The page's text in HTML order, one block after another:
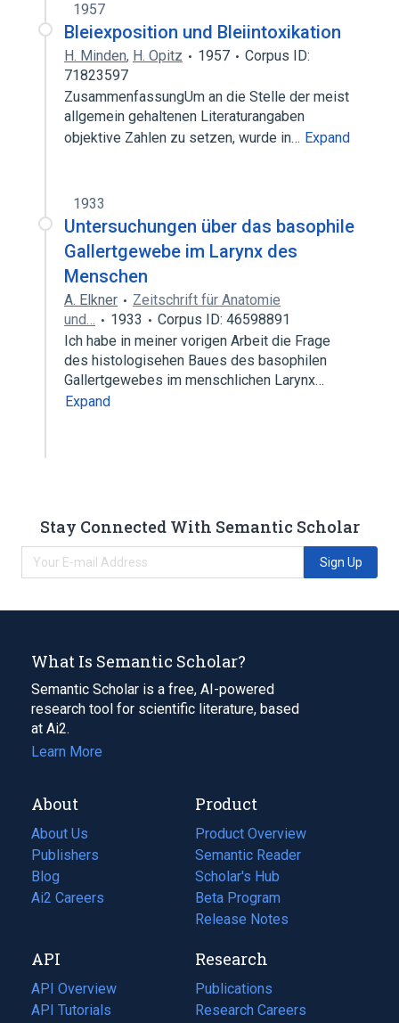
1957
Bleiexposition und Bleiintoxikation
H. Minden, H. Opitz 1957
Corpus ID:
71823597
ZusammenfassungUm an die Stelle der meist
allgemein gehaltenen Literaturangaben
objektive Zahlen zu setzen, wurde in… Expand
1933
Untersuchungen über das basophile
Gallertgewebe im Larynx des
Menschen
A. Elkner
Zeitschrift für Anatomie
und…
1933
Corpus ID: 46598891
Ich habe in meiner vorigen Arbeit die Frage
des histologisehen Baues des basophilen
Gallertgewebes im menschlichen Larynx…
Expand
Stay Connected With Semantic Scholar
Sign Up
What Is Semantic Scholar?
Semantic Scholar is a free, AI-powered
research tool for scientific literature, based
at Ai2.
Learn More
About
About Us
Publishers
Blog
(opens
in
tab)
Ai2 Careers
(opens
new
tab)
Product
Product Overview
Semantic Reader
Scholar's Hub
Beta Program
Release Notes
API
API Overview
API Tutorials
Research
Publications
(opens
in
Research Careers
(opens